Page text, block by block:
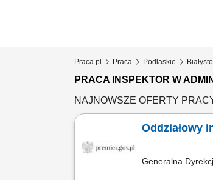
Praca.pl Praca Podlaskie
PRACA INSPEKTOR W
NAJNOWSZE OFERTY
Oddziałowy
Generalna